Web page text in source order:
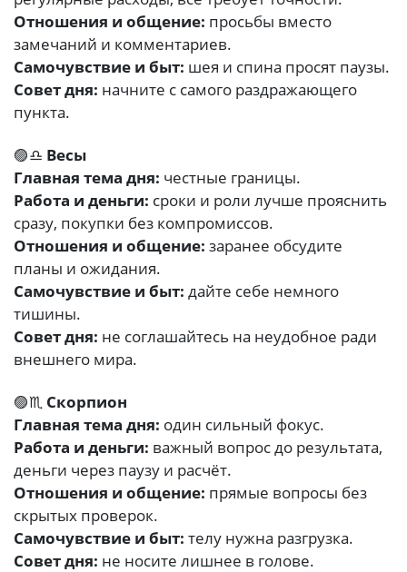
Отношения и общение: просьбы вместо
замечаний и комментариев.
Самочувствие и быт: шея и спина просят паузы.
Совет дня: начните с самого раздражающего
пункта.
🟣♎ Весы
Главная тема дня: честные границы.
Работа и деньги: сроки и роли лучше прояснить
сразу, покупки без компромиссов.
Отношения и общение: заранее обсудите
планы и ожидания.
Самочувствие и быт: дайте себе немного
тишины.
Совет дня: не соглашайтесь на неудобное ради
внешнего мира.
🟣♏ Скорпион
Главная тема дня: один сильный фокус.
Работа и деньги: важный вопрос до результата,
деньги через паузу и расчёт.
Отношения и общение: прямые вопросы без
скрытых проверок.
Самочувствие и быт: телу нужна разгрузка.
Совет дня: не носите лишнее в голове.